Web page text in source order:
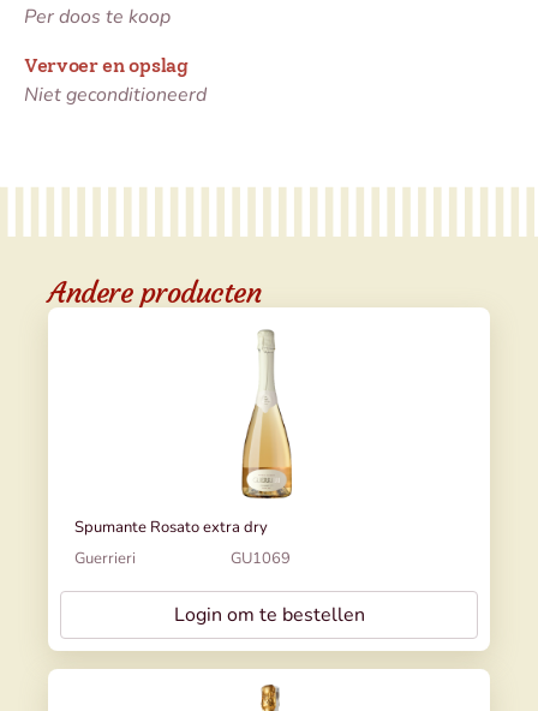
Per doos te koop
Vervoer en opslag
Niet geconditioneerd
Andere producten
Spumante Rosato extra dry
Guerrieri
GU1069
Login om te bestellen